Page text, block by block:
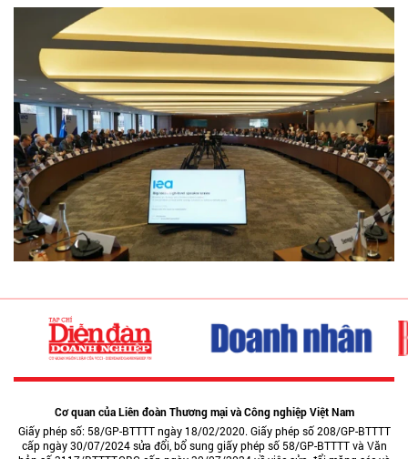
Cơ quan của Liên đoàn Thương mại và Công nghiệp Việt Nam
Giấy phép số: 58/GP-BTTTT ngày 18/02/2020. Giấy phép số 208/GP-BTTTT
cấp ngày 30/07/2024 sửa đổi, bổ sung giấy phép số 58/GP-BTTTT và Văn